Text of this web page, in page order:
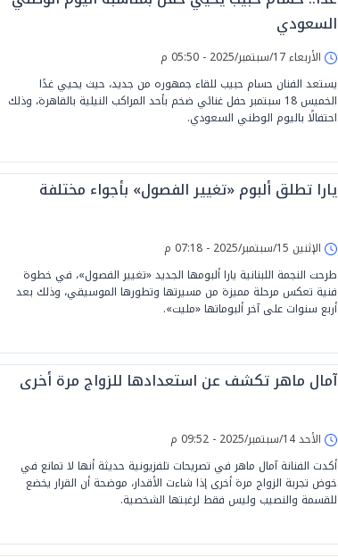
السعودي
الأربعاء 17/سبتمبر/2025 - 05:50 م
يستعد الفنان حسام حبيب للقاء جمهوره من جديد، حيث يحيي غدًا
الخميس 18 سبتمبر حفل غنائي ضخم بأحد المراكب النيلية بالقاهرة، وذلك
احتفالًا باليوم الوطني السعودي.
يارا تطلق ألبوم «تغيير الفصول» بأجواء مختلفة
الإثنين 15/سبتمبر/2025 - 07:18 م
طرحت النجمة اللبنانية يارا ألبومها الجديد «تغيير الفصول»، في خطوة
فنية تعكس مرحلة مميزة من مسيرتها وتطورها الموسيقي، وذلك بعد
أربع سنوات على آخر ألبوماتها «مليت».
آمال ماهر تكشف عن استعدادها للزواج مرة أخرى
الأحد 14/سبتمبر/2025 - 09:52 م
أكدت الفنانة آمال ماهر في تصريحات تلفزيونية حديثة أنها لا تمانع في
خوض تجربة الزواج مرة أخرى إذا شاءت الأقدار، موضحة أن القرار يخضع
للقسمة والنصيب وليس فقط لرغبتها الشخصية.